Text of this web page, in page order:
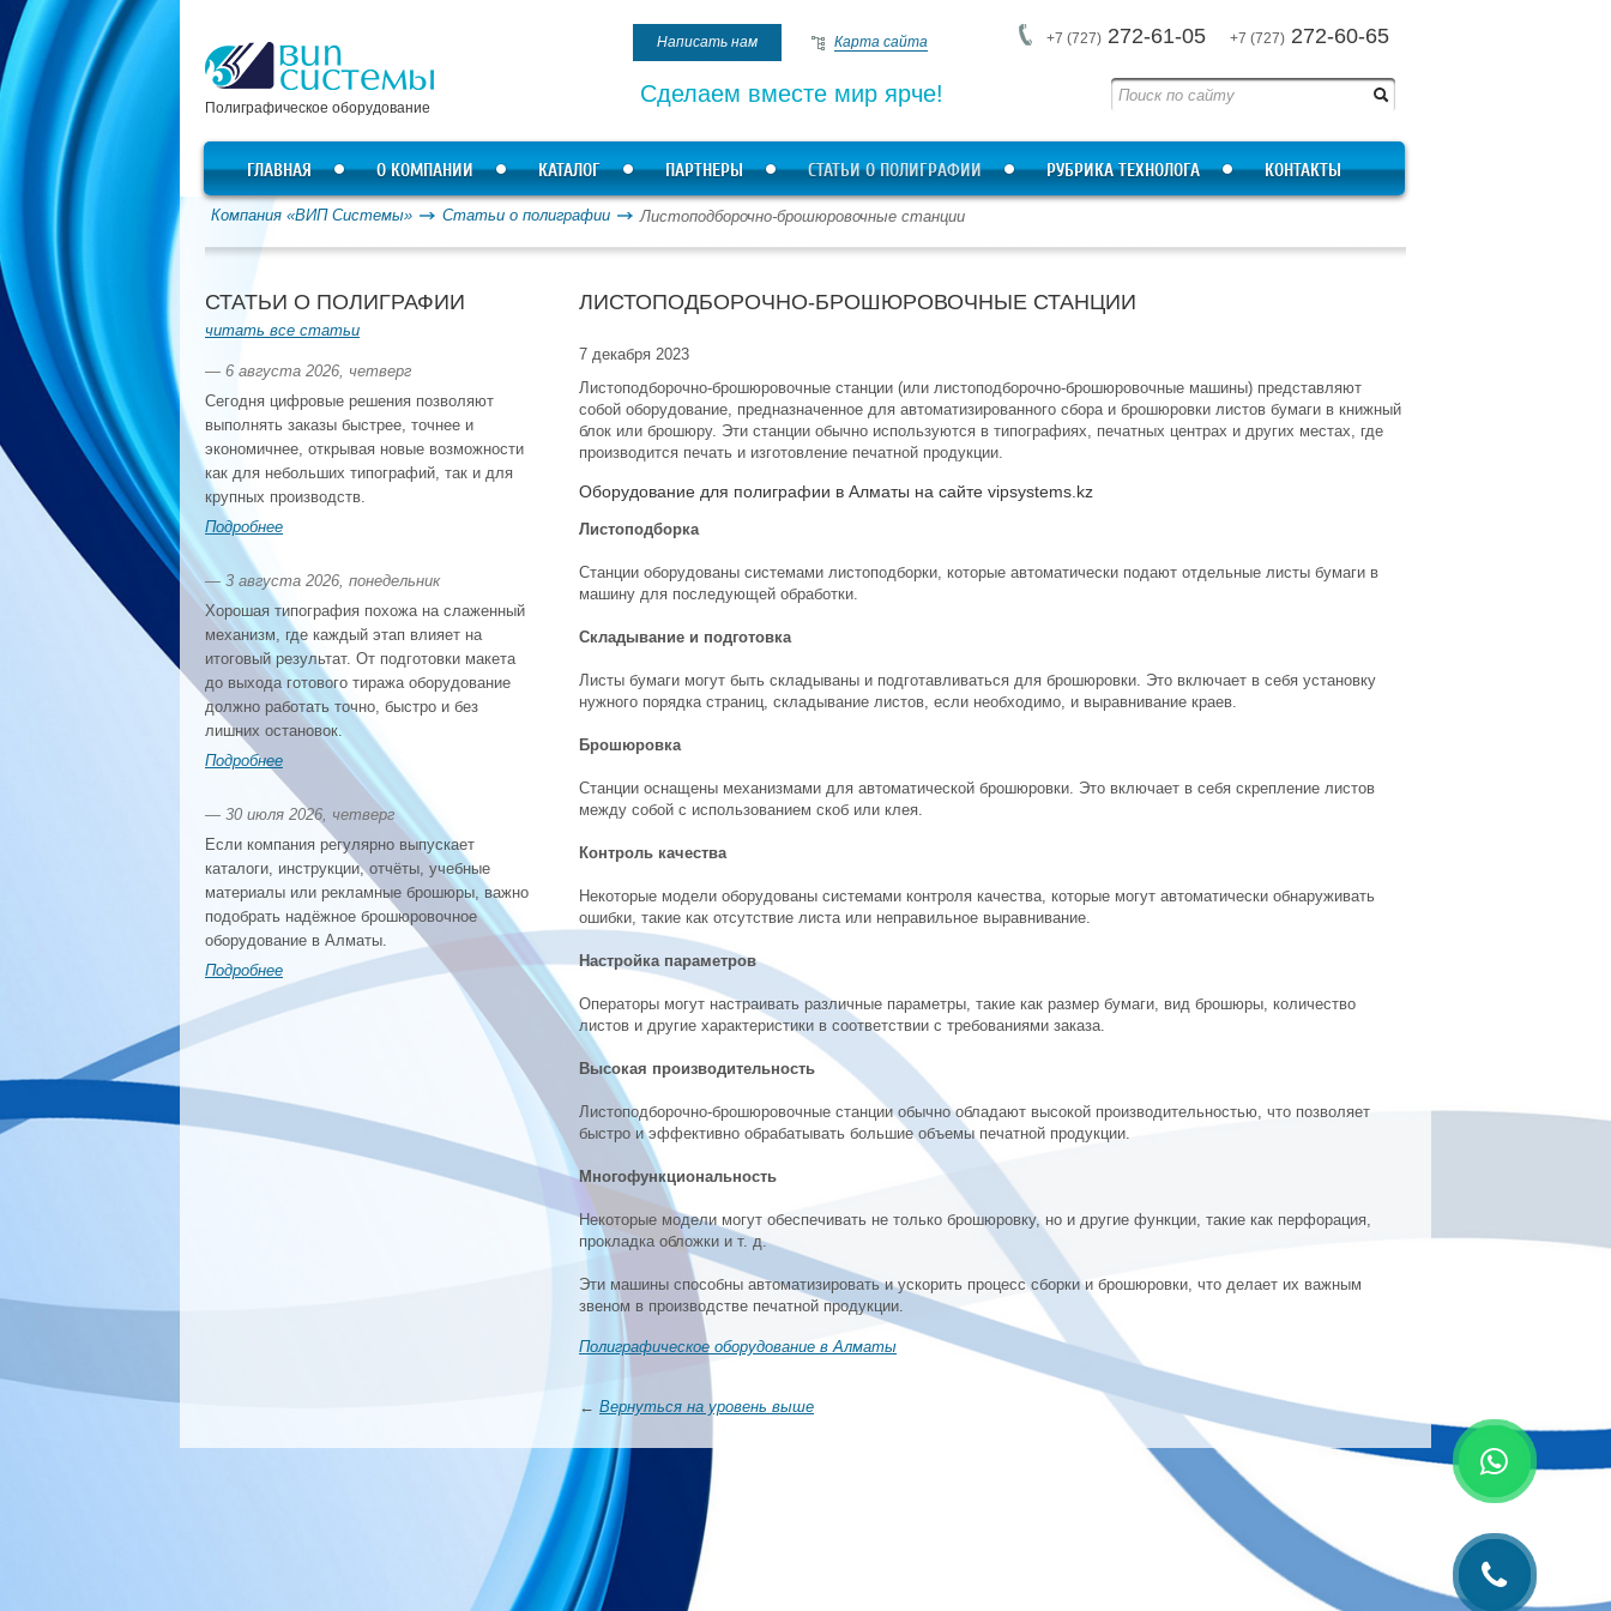
Полиграфическое оборудование
Сделаем вместе мир ярче!
+7 (727) 272-61-05 +7 (727) 272-60-65
Написать нам Карта сайта
ГЛАВНАЯ О КОМПАНИИ КАТАЛОГ ПАРТНЕРЫ СТАТЬИ О ПОЛИГРАФИИ РУБРИКА ТЕХНОЛОГА КОНТАКТЫ
Компания «ВИП Системы» Статьи о полиграфии Листоподборочно-брошюровочные станции
СТАТЬИ О ПОЛИГРАФИИ
читать все статьи
— 6 августа 2026, четверг
Сегодня цифровые решения позволяют
выполнять заказы быстрее, точнее и
экономичнее, открывая новые возможности
как для небольших типографий, так и для
крупных производств.
Подробнее
— 3 августа 2026, понедельник
Хорошая типография похожа на слаженный
механизм, где каждый этап влияет на
итоговый результат. От подготовки макета
до выхода готового тиража оборудование
должно работать точно, быстро и без
лишних остановок.
Подробнее
— 30 июля 2026, четверг
Если компания регулярно выпускает
каталоги, инструкции, отчёты, учебные
материалы или рекламные брошюры, важно
подобрать надёжное брошюровочное
оборудование в Алматы.
Подробнее
ЛИСТОПОДБОРОЧНО-БРОШЮРОВОЧНЫЕ СТАНЦИИ
7 декабря 2023
Листоподборочно-брошюровочные станции (или листоподборочно-брошюровочные машины) представляют
собой оборудование, предназначенное для автоматизированного сбора и брошюровки листов бумаги в книжный
блок или брошюру. Эти станции обычно используются в типографиях, печатных центрах и других местах, где
производится печать и изготовление печатной продукции.
Оборудование для полиграфии в Алматы на сайте vipsystems.kz
Листоподборка
Станции оборудованы системами листоподборки, которые автоматически подают отдельные листы бумаги в
машину для последующей обработки.
Складывание и подготовка
Листы бумаги могут быть складываны и подготавливаться для брошюровки. Это включает в себя установку
нужного порядка страниц, складывание листов, если необходимо, и выравнивание краев.
Брошюровка
Станции оснащены механизмами для автоматической брошюровки. Это включает в себя скрепление листов
между собой с использованием скоб или клея.
Контроль качества
Некоторые модели оборудованы системами контроля качества, которые могут автоматически обнаруживать
ошибки, такие как отсутствие листа или неправильное выравнивание.
Настройка параметров
Операторы могут настраивать различные параметры, такие как размер бумаги, вид брошюры, количество
листов и другие характеристики в соответствии с требованиями заказа.
Высокая производительность
Листоподборочно-брошюровочные станции обычно обладают высокой производительностью, что позволяет
быстро и эффективно обрабатывать большие объемы печатной продукции.
Многофункциональность
Некоторые модели могут обеспечивать не только брошюровку, но и другие функции, такие как перфорация,
прокладка обложки и т. д.
Эти машины способны автоматизировать и ускорить процесс сборки и брошюровки, что делает их важным
звеном в производстве печатной продукции.
Полиграфическое оборудование в Алматы
← Вернуться на уровень выше